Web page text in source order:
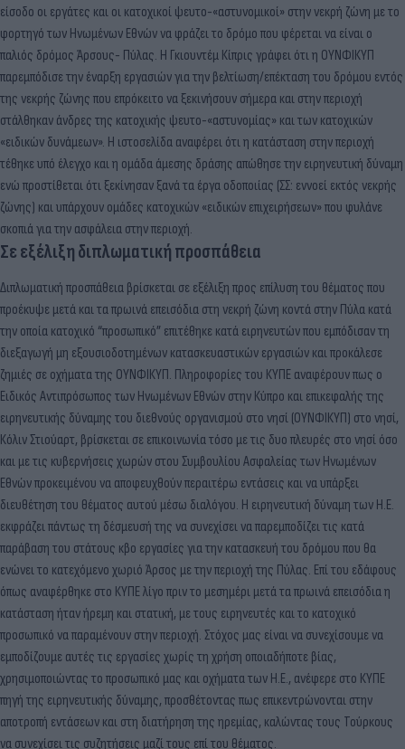
είσοδο οι εργάτες και οι κατοχικοί ψευτο-«αστυνομικοί» στην νεκρή ζώνη με το
φορτηγό των Ηνωμένων Εθνών να φράζει το δρόμο που φέρεται να είναι ο
παλιός δρόμος Άρσους- Πύλας. Η Γκιουντέμ Κίπρις γράφει ότι η ΟΥΝΦΙΚΥΠ
παρεμπόδισε την έναρξη εργασιών για την βελτίωση/επέκταση του δρόμου εντός
της νεκρής ζώνης που επρόκειτο να ξεκινήσουν σήμερα και στην περιοχή
στάλθηκαν άνδρες της κατοχικής ψευτο-«αστυνομίας» και των κατοχικών
«ειδικών δυνάμεων». Η ιστοσελίδα αναφέρει ότι η κατάσταση στην περιοχή
τέθηκε υπό έλεγχο και η ομάδα άμεσης δράσης απώθησε την ειρηνευτική δύναμη
ενώ προστίθεται ότι ξεκίνησαν ξανά τα έργα οδοποιίας (ΣΣ: εννοεί εκτός νεκρής
ζώνης) και υπάρχουν ομάδες κατοχικών «ειδικών επιχειρήσεων» που φυλάνε
σκοπιά για την ασφάλεια στην περιοχή.
Σε εξέλιξη διπλωματική προσπάθεια
Διπλωματική προσπάθεια βρίσκεται σε εξέλιξη προς επίλυση του θέματος που
προέκυψε μετά και τα πρωινά επεισόδια στη νεκρή ζώνη κοντά στην Πύλα κατά
την οποία κατοχικό “προσωπικό” επιτέθηκε κατά ειρηνευτών που εμπόδισαν τη
διεξαγωγή μη εξουσιοδοτημένων κατασκευαστικών εργασιών και προκάλεσε
ζημιές σε οχήματα της ΟΥΝΦΙΚΥΠ. Πληροφορίες του ΚΥΠΕ αναφέρουν πως ο
Ειδικός Αντιπρόσωπος των Ηνωμένων Εθνών στην Κύπρο και επικεφαλής της
ειρηνευτικής δύναμης του διεθνούς οργανισμού στο νησί (ΟΥΝΦΙΚΥΠ) στο νησί,
Κόλιν Στιούαρτ, βρίσκεται σε επικοινωνία τόσο με τις δυο πλευρές στο νησί όσο
και με τις κυβερνήσεις χωρών στου Συμβουλίου Ασφαλείας των Ηνωμένων
Εθνών προκειμένου να αποφευχθούν περαιτέρω εντάσεις και να υπάρξει
διευθέτηση του θέματος αυτού μέσω διαλόγου. Η ειρηνευτική δύναμη των Η.Ε.
εκφράζει πάντως τη δέσμευσή της να συνεχίσει να παρεμποδίζει τις κατά
παράβαση του στάτους κβο εργασίες για την κατασκευή του δρόμου που θα
ενώνει το κατεχόμενο χωριό Άρσος με την περιοχή της Πύλας. Επί του εδάφους
όπως αναφέρθηκε στο ΚΥΠΕ λίγο πριν το μεσημέρι μετά τα πρωινά επεισόδια η
κατάσταση ήταν ήρεμη και στατική, με τους ειρηνευτές και το κατοχικό
προσωπικό να παραμένουν στην περιοχή. Στόχος μας είναι να συνεχίσουμε να
εμποδίζουμε αυτές τις εργασίες χωρίς τη χρήση οποιαδήποτε βίας,
χρησιμοποιώντας το προσωπικό μας και οχήματα των Η.Ε., ανέφερε στο ΚΥΠΕ
πηγή της ειρηνευτικής δύναμης, προσθέτοντας πως επικεντρώνονται στην
αποτροπή εντάσεων και στη διατήρηση της ηρεμίας, καλώντας τους Τούρκους
να συνεχίσει τις συζητήσεις μαζί τους επί του θέματος.